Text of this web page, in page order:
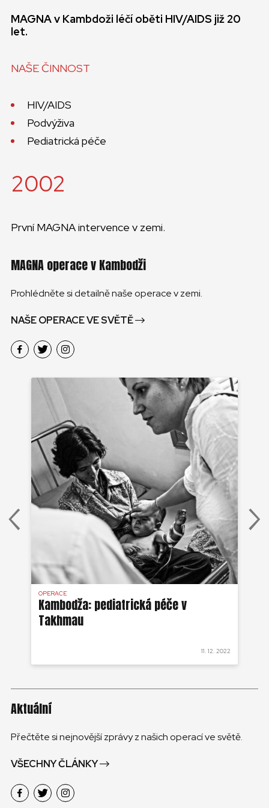
MAGNA v Kambdoži léčí oběti HIV/AIDS již 20
let.
NAŠE ČINNOST
HIV/AIDS
Podvýživa
Pediatrická péče
2002
První MAGNA intervence v zemi.
MAGNA operace v Kambodži
Prohlédněte si detailně naše operace v zemi.
NAŠE OPERACE VE SVĚTĚ
OPERACE
Kambodža: pediatrická péče v
Takhmau
11. 12. 2022
Aktuální
Přečtěte si nejnovější zprávy z našich operací ve světě.
VŠECHNY ČLÁNKY